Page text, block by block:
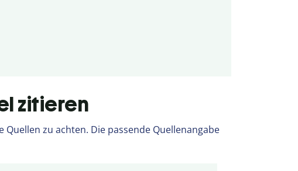
zitieren
zu achten. Die passende Quellenangabe